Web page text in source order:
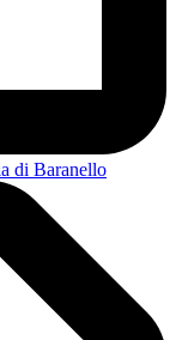
di Baranello